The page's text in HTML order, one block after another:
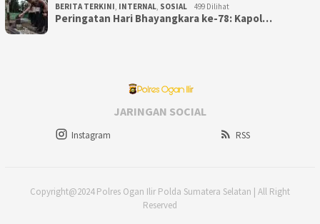
BERITA TERKINI, INTERNAL, SOSIAL 499 Dilihat
Peringatan Hari Bhayangkara ke-78: Kapol…
JARINGAN SOCIAL
Instagram RSS
Copyright@2024 Polres Ogan Ilir Polda Sumatera Selatan | All Right
Reserved